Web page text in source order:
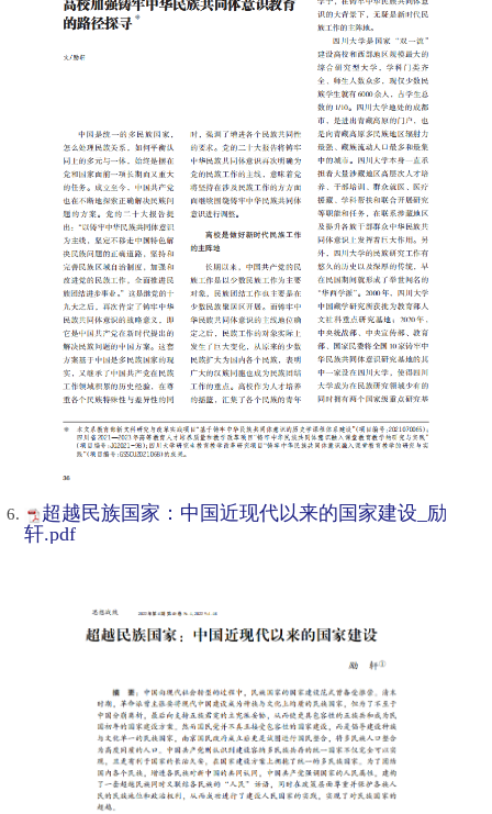
超越民族国家：中国近现代以来的国家建设_励
轩.pdf